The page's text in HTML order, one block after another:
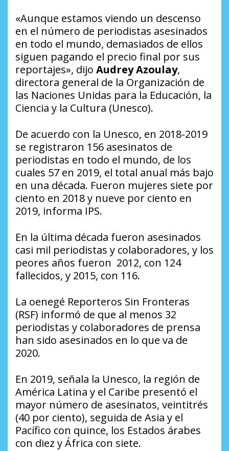
«Aunque estamos viendo un descenso
en el número de periodistas asesinados
en todo el mundo, demasiados de ellos
siguen pagando el precio final por sus
reportajes», dijo Audrey Azoulay,
directora general de la Organización de
las Naciones Unidas para la Educación, la
Ciencia y la Cultura (Unesco).
De acuerdo con la Unesco, en 2018-2019
se registraron 156 asesinatos de
periodistas en todo el mundo, de los
cuales 57 en 2019, el total anual más bajo
en una década. Fueron mujeres siete por
ciento en 2018 y nueve por ciento en
2019, informa IPS.
En la última década fueron asesinados
casi mil periodistas y colaboradores, y los
peores años fueron 2012, con 124
fallecidos, y 2015, con 116.
La oenegé Reporteros Sin Fronteras
(RSF) informó de que al menos 32
periodistas y colaboradores de prensa
han sido asesinados en lo que va de
2020.
En 2019, señala la Unesco, la región de
América Latina y el Caribe presentó el
mayor número de asesinatos, veintitrés
(40 por ciento), seguida de Asia y el
Pacífico con quince, los Estados árabes
con diez y África con siete.